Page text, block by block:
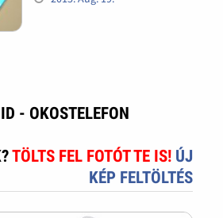
- OKOSTELEFON
TÖLTS FEL FOTÓT TE IS! ÚJ
KÉP FELTÖLTÉS